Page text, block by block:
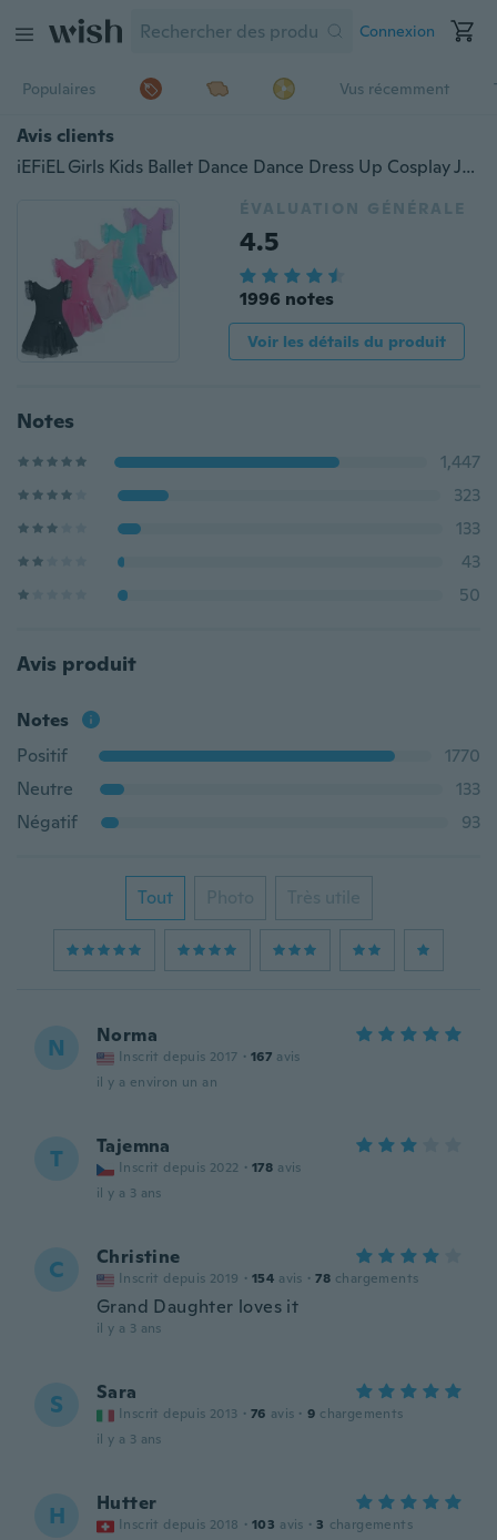
Connexion
Populaires Vus récemment
Avis clients
iEFiEL Girls Kids Ballet Dance Dance Dress Up Cosplay Jupe Jupe Léotard Fancy Costumes Dancewear Gymnastic Dress Up Cosplay
ÉVALUATION GÉNÉRALE
4.5
1996 notes
Voir les détails du produit
Notes
1,447
323
133
43
50
Avis produit
Notes
Positif
1770
Neutre
133
Négatif
93
Tout Photo Très utile
N Norma
Inscrit depuis 2017 · 167 avis
il y a environ un an
T Tajemna
Inscrit depuis 2022 · 178 avis
il y a 3 ans
C Christine
Inscrit depuis 2019 · 154 avis · 78 chargements
Grand Daughter loves it
il y a 3 ans
S Sara
Inscrit depuis 2013 · 76 avis · 9 chargements
il y a 3 ans
H Hutter
Inscrit depuis 2018 · 103 avis · 3 chargements